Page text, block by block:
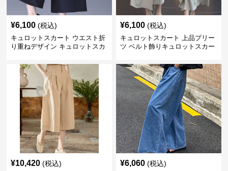
¥6,100 (税込)
キュロットスカート ウエスト折
り重ねデザイン キュロットスカ
¥6,100 (税込)
キュロットスカート 上品プリー
ツ ベルト飾りキュロットスカー
¥10,420 (税込) ¥6,060 (税込)